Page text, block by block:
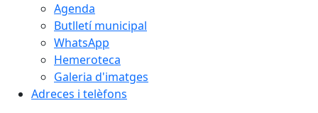
Agenda
Butlletí municipal
WhatsApp
Hemeroteca
Galeria d'imatges
Adreces i telèfons